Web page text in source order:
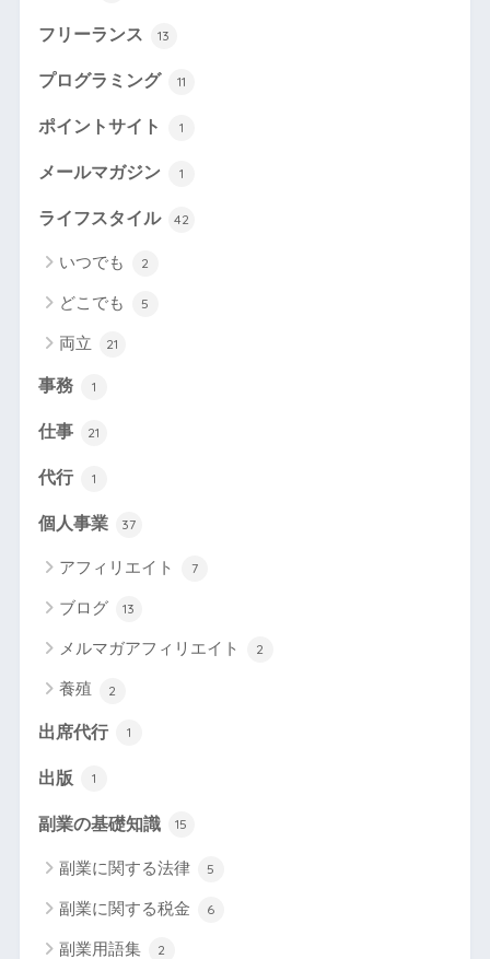
フリーランス 13
プログラミング 11
ポイントサイト 1
メールマガジン 1
ライフスタイル 42
いつでも 2
どこでも 5
両立 21
事務 1
仕事 21
代行 1
個人事業 37
アフィリエイト 7
ブログ 13
メルマガアフィリエイト 2
養殖 2
出席代行 1
出版 1
副業の基礎知識 15
副業に関する法律 5
副業に関する税金 6
副業用語集 2